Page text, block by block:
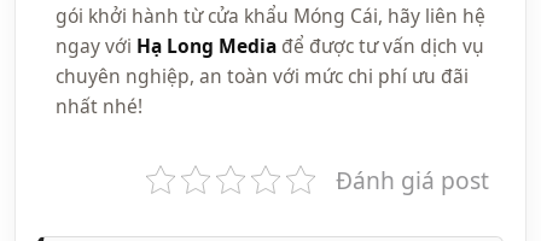
gói khởi hành từ cửa khẩu Móng Cái, hãy liên hệ
ngay với Hạ Long Media để được tư vấn dịch vụ
chuyên nghiệp, an toàn với mức chi phí ưu đãi
nhất nhé!
Đánh giá post